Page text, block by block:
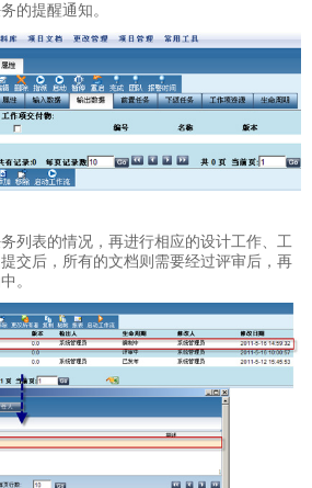
的提醒通知。
列表的情况，再进行相应的设计工作、工
交后，所有的文档则需要经过评审后，再
。